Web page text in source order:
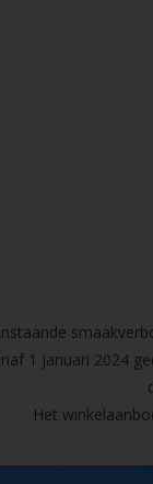
1 januari 2024
Het